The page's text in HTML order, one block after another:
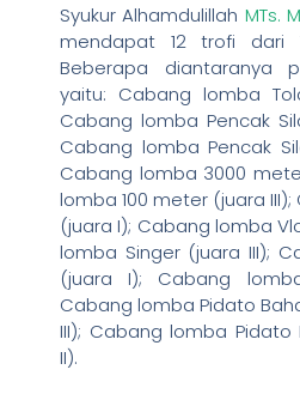
Syukur Alhamdulillah MTs.
mendapat 12 trofi dari
Beberapa diantaranya
yaitu: Cabang lomba
Cabang lomba Pencak
Cabang lomba Pencak
Cabang lomba 3000
lomba 100 meter (juara
(juara I); Cabang lomba
lomba Singer (juara III);
(juara I); Cabang
Cabang lomba Pidato
III); Cabang lomba
II).